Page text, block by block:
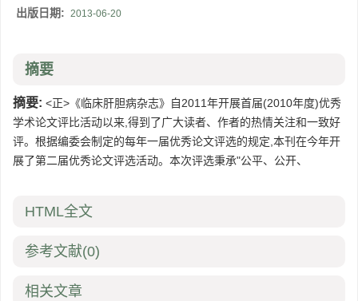
出版日期: 2013-06-20
摘要
摘要: <正>《临床肝胆病杂志》自2011年开展首届(2010年度)优秀
学术论文评比活动以来,得到了广大读者、作者的热情关注和一致好
评。根据编委会制定的每年一届优秀论文评选的规定,本刊在今年开
展了第二届优秀论文评选活动。本次评选秉承"公平、公开、
HTML全文
参考文献(0)
相关文章